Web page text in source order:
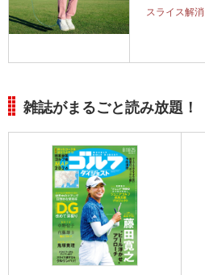
スライス解消
雑誌がまるごと読み放題！